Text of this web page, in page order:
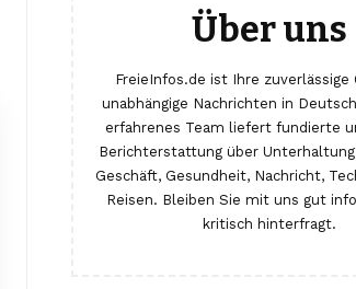
Über uns
FreieInfos.de ist Ihre zuverlässige
unabhängige Nachrichten in
erfahrenes Team liefert fundierte
Berichterstattung über
Geschäft, Gesundheit, Nachricht,
Reisen. Bleiben Sie mit uns gut
kritisch hinterfragt.